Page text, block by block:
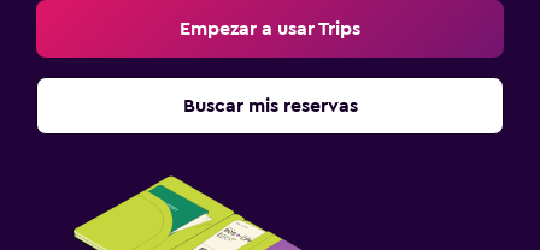
Armario o clóset
Lavandería
Plancha y tabla de planchar
Empezar a usar Trips
Buscar mis reservas